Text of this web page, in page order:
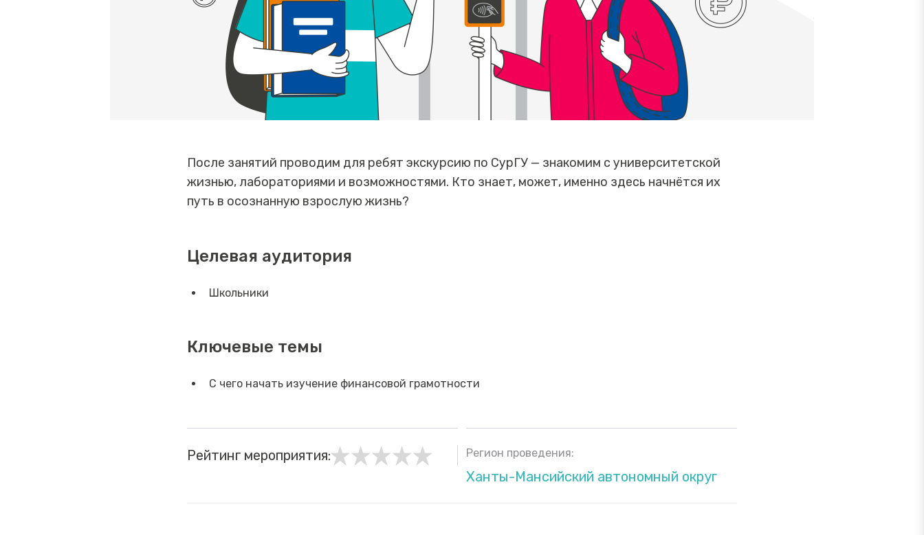
После занятий проводим для ребят экскурсию по СурГУ — знакомим с университетской
жизнью, лабораториями и возможностями. Кто знает, может, именно здесь начнётся их
путь в осознанную взрослую жизнь?
Целевая аудитория
Школьники
Ключевые темы
С чего начать изучение финансовой грамотности
Рейтинг мероприятия: Регион проведения:
Ханты-Мансийский автономный округ